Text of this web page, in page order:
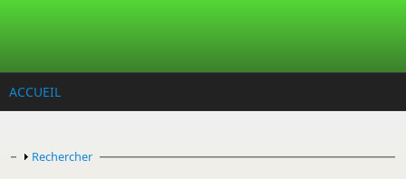
ACCUEIL
Afficher
Rechercher